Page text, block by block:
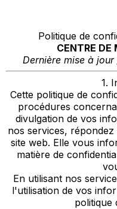
Politique de
CENTRE DE
Dernière mise à
1.
Cette politique de
procédures
divulgation de vos
nos services,
site web. Elle vous
matière de
En utilisant nos
l'utilisation de vos
politique